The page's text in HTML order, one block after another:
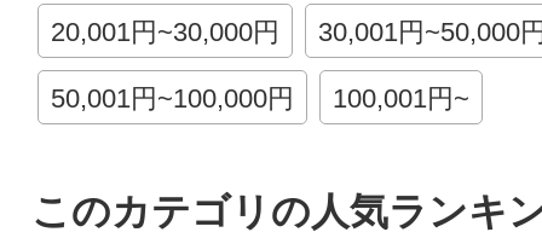
20,001円~30,000円 30,001円~50,000
50,001円~100,000円 100,001円~
このカテゴリの人気ランキ